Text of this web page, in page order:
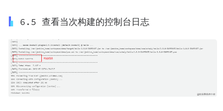
6.5 查看当次构建的控制台日志